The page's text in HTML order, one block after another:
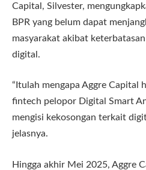
Capital, Silvester,
BPR yang belum dapat
masyarakat akibat
digital.
“Itulah mengapa Aggre Capital
fintech pelopor Digital Smart
mengisi kekosongan terkait
jelasnya.
Hingga akhir Mei 2025, Aggre